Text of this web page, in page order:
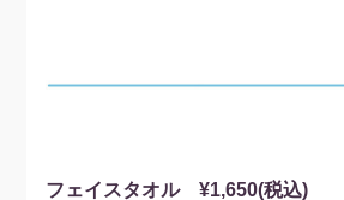
フェイスタオル ¥1,650(税込)